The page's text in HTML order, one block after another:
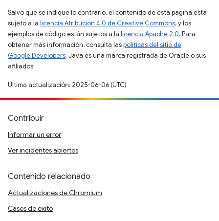
Salvo que se indique lo contrario, el contenido de esta página está
sujeto a la licencia Atribución 4.0 de Creative Commons, y los
ejemplos de código están sujetos a la licencia Apache 2.0. Para
obtener más información, consulta laspolíticas del sitio de
Google Developers. Java es una marca registrada de Oracle o sus
afiliados.
Última actualización: 2025-06-06 (UTC)
Contribuir
Informar un error
Ver incidentes abiertos
Contenido relacionado
Actualizaciones de Chromium
Casos de éxito